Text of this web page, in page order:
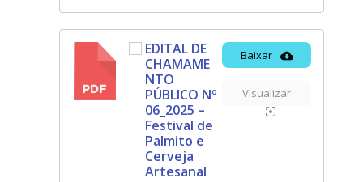
EDITAL DE
CHAMAME
NTO
PÚBLICO Nº
06_2025 –
Festival de
Palmito e
Cerveja
Artesanal
Baixar
Visualizar